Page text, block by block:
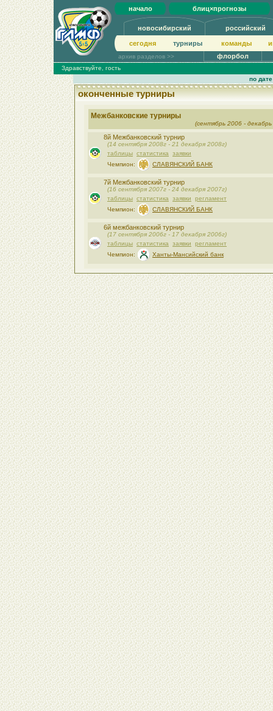
начало блиц×прогнозы
новосибирский российский
сегодня турниры команды
архив разделов >> флорбол
Здравствуйте, гость
по дате
оконченные турниры
Межбанковские турниры
(сентябрь 2006 -
8й Межбанковский турнир
(14 сентября 2008г - 21 декабря 2008г)
таблицы статистика
заявки
Чемпион:
СЛАВЯНСКИЙ БАНК
7й Межбанковский турнир
(16 сентября 2007г - 24 декабря 2007г)
таблицы статистика заявки
регламент
Чемпион:
СЛАВЯНСКИЙ БАНК
6й межбанковский турнир
(17 сентября 2006г - 17 декабря 2006г)
таблицы статистика заявки
регламент
Чемпион:
Ханты-Мансийский банк